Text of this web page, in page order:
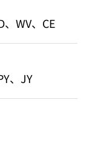
WV、CE
、JY